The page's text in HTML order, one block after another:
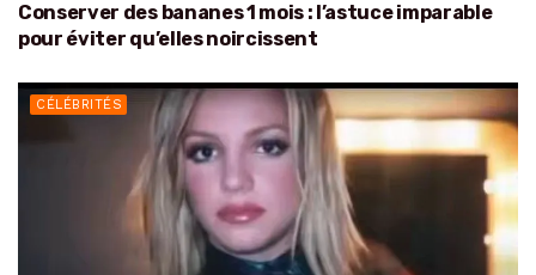
Conserver des bananes 1 mois : l’astuce imparable
pour éviter qu’elles noircissent
CÉLÉBRITÉS